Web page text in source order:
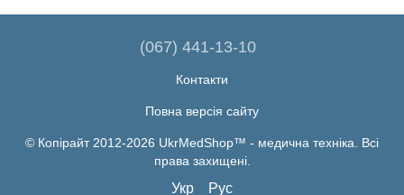
(067) 441-13-10
Контакти
Повна версія сайту
© Копірайт 2012-2026 UkrMedShop™ - медична техніка. Всі
права захищені.
Укр Рус